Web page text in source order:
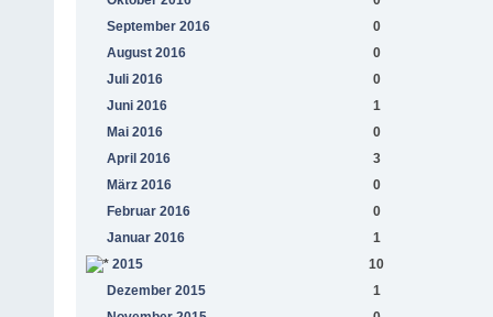
September 2016
0
August 2016
0
Juli 2016
0
Juni 2016
1
Mai 2016
0
April 2016
3
März 2016
0
Februar 2016
0
Januar 2016
1
2015
10
Dezember 2015
1